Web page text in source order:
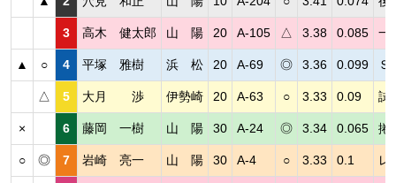
3 高木 健太郎 山 陽 20 A-105 △ 3.38 0.085 一
▲ ○ 4 平塚 雅樹 浜 松 20 A-69 ◎ 3.36 0.099 Ｓ
△ 5 大月 渉 伊勢崎 20 A-63 ○ 3.33 0.09 試
× 6 藤岡 一樹 山 陽 30 A-24 ◎ 3.34 0.065 捲
○ ◎ 7 岩崎 亮一 山 陽 30 A-4 ○ 3.33 0.1 レ